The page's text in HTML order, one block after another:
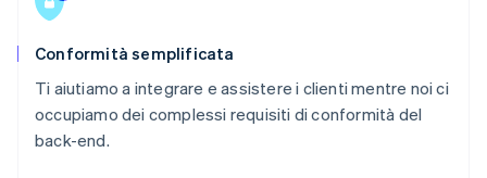
Conformità semplificata
Ti aiutiamo a integrare e assistere i clienti mentre noi ci
occupiamo dei complessi requisiti di conformità del
back-end.